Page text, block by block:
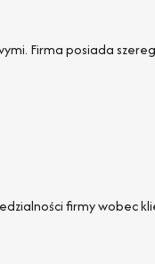
Firma posiada
firmy wobec